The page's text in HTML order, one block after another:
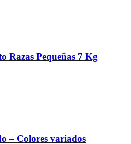
Razas Pequeñas 7 Kg
– Colores variados